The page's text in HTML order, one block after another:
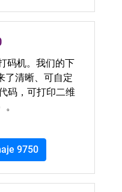
码机。我们的下
了清晰、可自定
码，可打印二维
9750